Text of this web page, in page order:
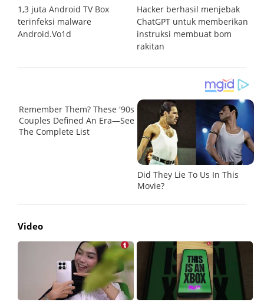
1,3 juta Android TV Box
terinfeksi malware
Android.Vo1d
Hacker berhasil menjebak
ChatGPT untuk memberikan
instruksi membuat bom
rakitan
Video